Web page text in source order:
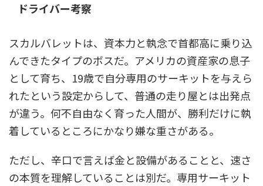
ドライバー考察
スカルバレットは、資本力と執念で首都高に乗り込
んできたタイプのボスだ。アメリカの資産家の息子
として育ち、19歳で自分専用のサーキットを与えら
れたという設定からして、普通の走り屋とは出発点
が違う。何不自由なく育った人間が、勝利だけに執
着しているところにかなり嫌な重さがある。
ただし、辛口で言えば金と設備があることと、速さ
の本質を理解していることは別だ。専用サーキット